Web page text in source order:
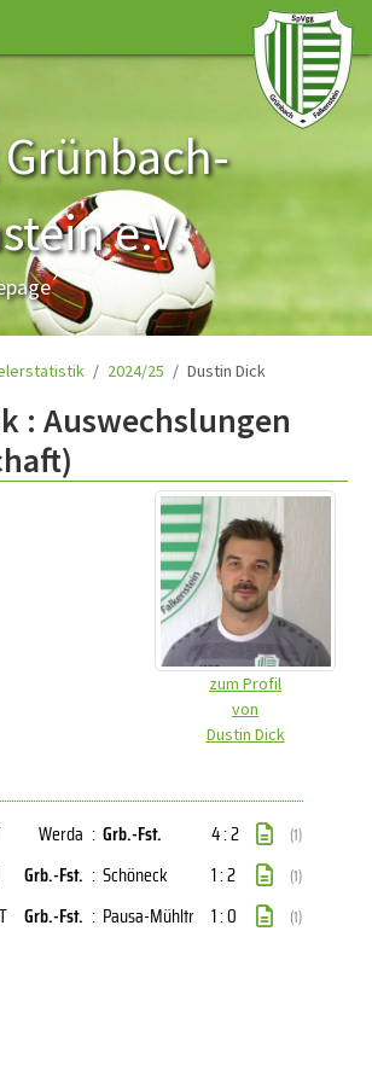
Grünbach-
e.V.
2024/25 Dustin Dick
: Auswechslungen
zum Profil
von
Dustin Dick
Werda : Grb.-Fst. 4 : 2 (1)
Grb.-Fst. : Schöneck 1 : 2 (1)
Grb.-Fst. : Pausa-Mühltr 1 : 0 (1)